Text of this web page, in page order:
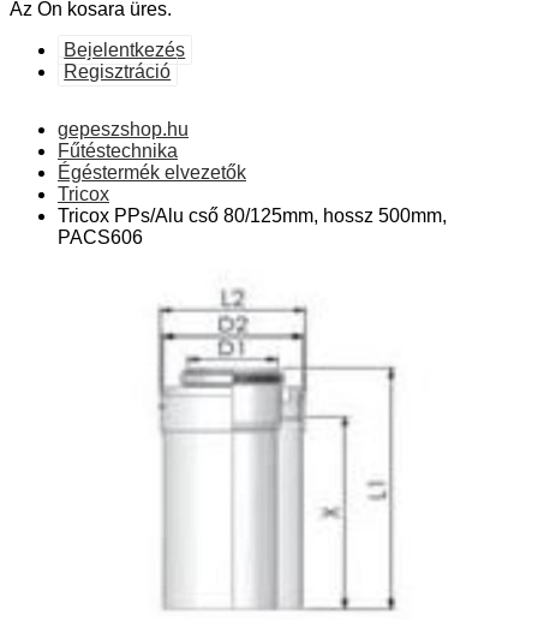
Az Ön kosara üres.
Bejelentkezés
Regisztráció
gepeszshop.hu
Fűtéstechnika
Égéstermék elvezetők
Tricox
Tricox PPs/Alu cső 80/125mm, hossz 500mm,
PACS606